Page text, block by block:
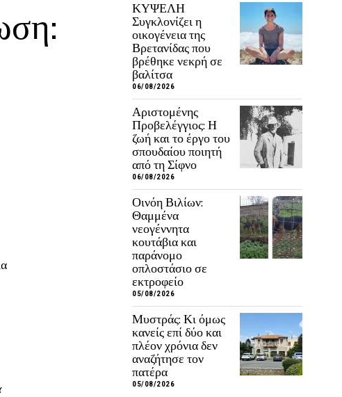
ΚΥΨΕΛΗ
Συγκλονίζει η
οικογένεια της
Βρετανίδας που
βρέθηκε νεκρή σε
βαλίτσα
06/08/2026
Αριστομένης
Προβελέγγιος: Η
ζωή και το έργο του
σπουδαίου ποιητή
από τη Σίφνο
06/08/2026
Οινόη Βιλίων:
Θαμμένα
νεογέννητα
κουτάβια και
παράνομο
οπλοστάσιο σε
εκτροφείο
05/08/2026
Μυστράς: Κι όμως
κανείς επί δύο και
πλέον χρόνια δεν
αναζήτησε τον
πατέρα
05/08/2026